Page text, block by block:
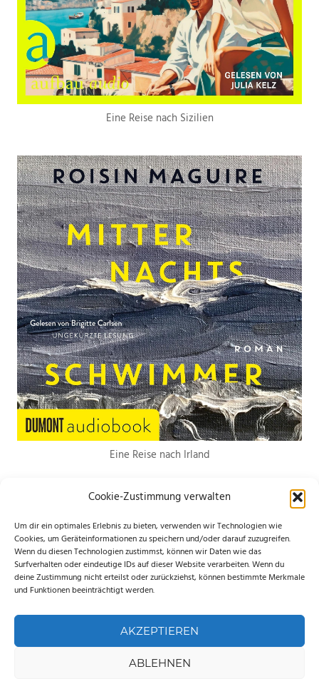
Cookie-Zustimmung verwalten
Um dir ein optimales Erlebnis zu bieten, verwenden wir Technologien wie
Cookies, um Geräteinformationen zu speichern und/oder darauf zuzugreifen.
Wenn du diesen Technologien zustimmst, können wir Daten wie das
Surfverhalten oder eindeutige IDs auf dieser Website verarbeiten. Wenn du
deine Zustimmung nicht erteilst oder zurückziehst, können bestimmte Merkmale
und Funktionen beeinträchtigt werden.
AKZEPTIEREN
ABLEHNEN
Eine Reise nach Sizilien
Eine Reise nach Irland
*Hierbei handelt es sich um Werbelinks. Wenn du etwas über den Link
bestellst, erhalte ich eine kleine Provision. Für dich entstehen keine
zusätzlichen Kosten. Ganz lieben Dank für deine Unterstützung.
WordPress-Theme: Palm Beach von ThemeZee.